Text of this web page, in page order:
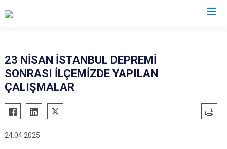
Adalar
Avcılar
Bağcılar
Fatih
Sultanbeyli
23 NİSAN İSTANBUL DEPREMİ
SONRASI İLÇEMİZDE YAPILAN
ÇALIŞMALAR
24.04.2025